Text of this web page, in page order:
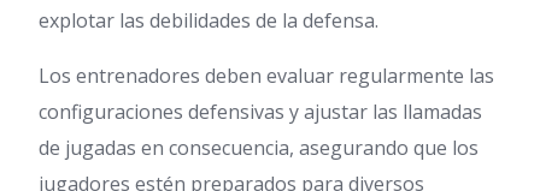
explotar las debilidades de la defensa.
Los entrenadores deben evaluar regularmente las
configuraciones defensivas y ajustar las llamadas
de jugadas en consecuencia, asegurando que los
jugadores estén preparados para diversos